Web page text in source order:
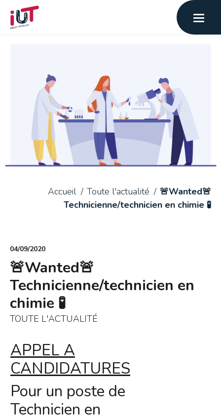
Accueil Toute l'actualité
🚨Wanted🚨
Technicienne/technicien en chimie 🧪
04/09/2020
🚨Wanted🚨
Technicienne/technicien en
chimie 🧪
TOUTE L'ACTUALITÉ
APPEL A
CANDIDATURES
Pour un poste de
Technicien en